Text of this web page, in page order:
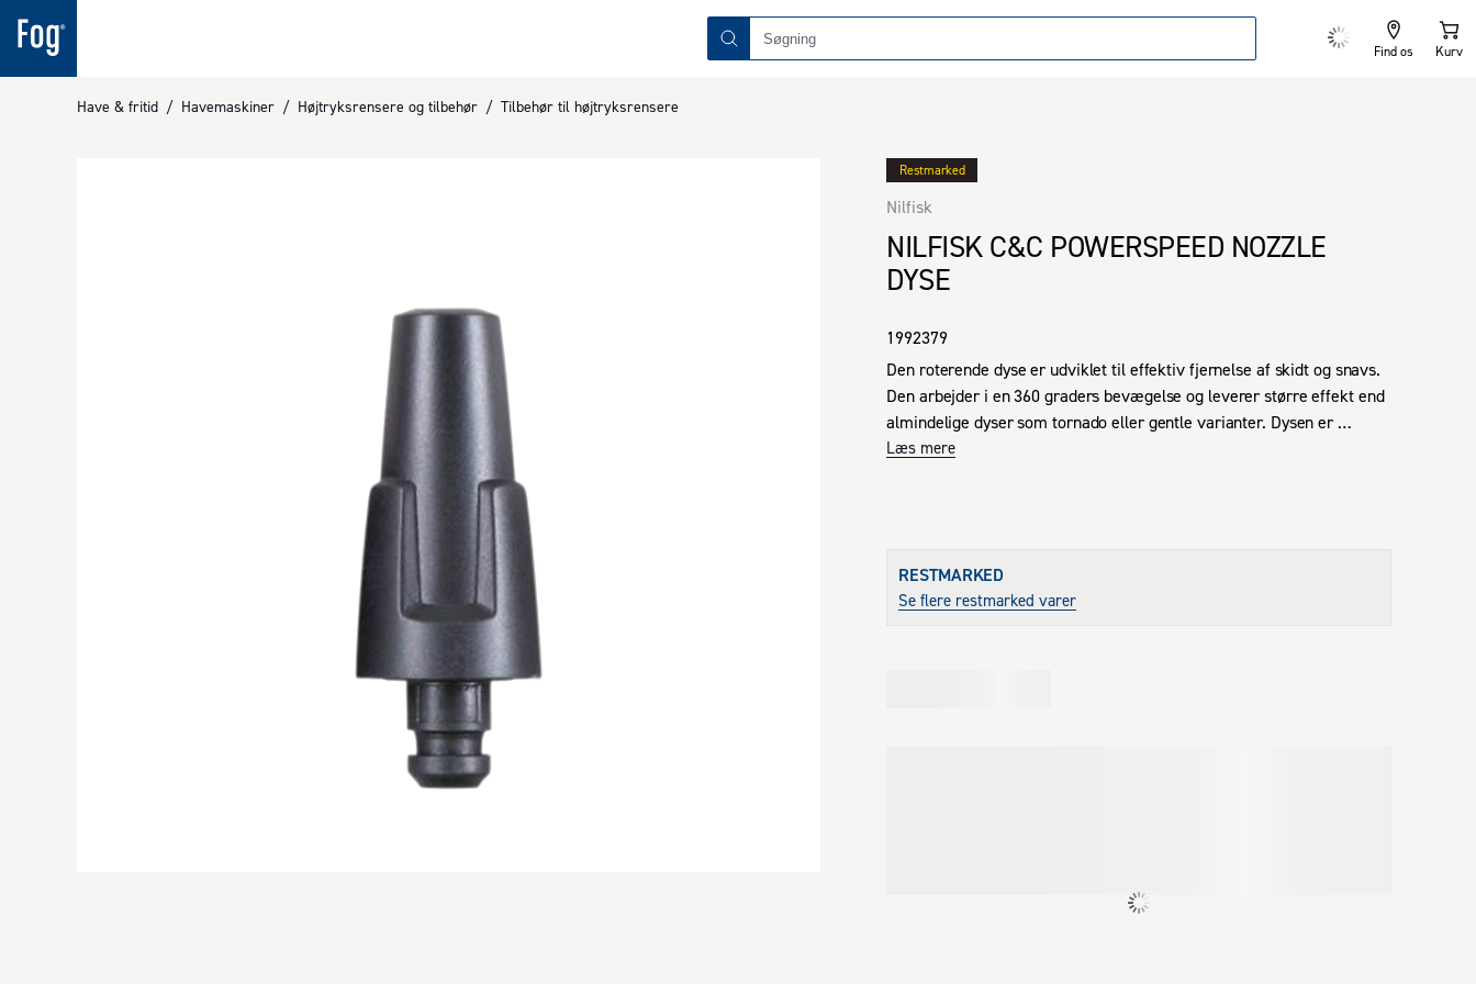
Find os Kurv
Have & fritid / Havemaskiner / Højtryksrensere og tilbehør / Tilbehør til højtryksrensere
Restmarked
NILFISK C&C POWERSPEED NOZZLE
DYSE
Nilfisk
1992379
Den roterende dyse er udviklet til effektiv fjernelse af skidt og snavs.
Den arbejder i en 360 graders bevægelse og leverer større effekt end
almindelige dyser som tornado eller gentle varianter. Dysen er
kompatibel med alle Nilfisk forbrugermodel højtryksrensere, undtagen
Læs mere
RESTMARKED
Se flere restmarked varer